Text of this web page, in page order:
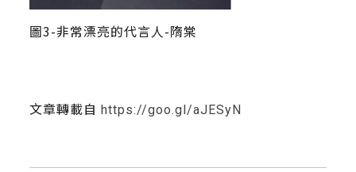
圖3-非常漂亮的代言人-隋棠
文章轉載自 https://goo.gl/aJESyN